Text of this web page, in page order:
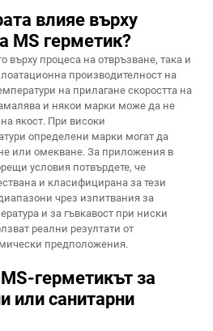
влияе върху
MS герметик?
върху процеса на отвръзване, така и
производителност на
на прилагане скоростта на
и някои марки може да не
якост. При високи
определени марки могат да
или омекване. За приложения в
условия потвърдете, че
и класифицирана за тези
чрез изпитвания за
и за гъвкавост при ниски
реални резултати от
предположения.
герметикът за
или санитарни